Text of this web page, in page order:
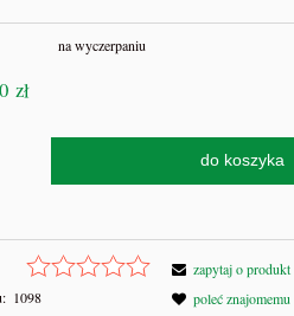
na wyczerpaniu
zł
do koszyka
1098
zapytaj o produkt
poleć znajomemu